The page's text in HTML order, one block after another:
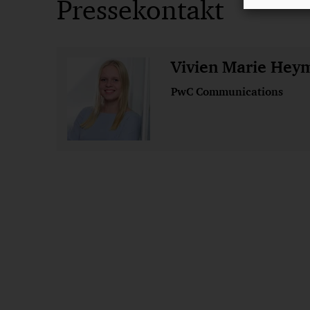
Pressekontakt
Vivien Marie
PwC Communications